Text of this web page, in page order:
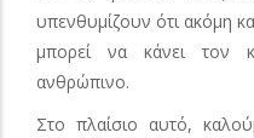
υπενθυμίζουν ότι ακόμη
μπορεί να κάνει τον
ανθρώπινο.
Στο πλαίσιο αυτό,